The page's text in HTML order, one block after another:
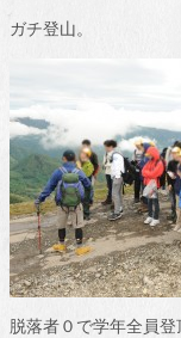
ガチ登山。
脱落者０で学年全員